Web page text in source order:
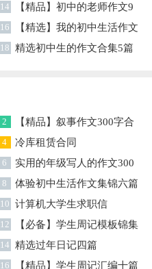
集锦7篇
14
【精品】初中的老师作文9
篇
16
【精选】我的初中生活作文
汇编八篇
18 精选初中生的作文合集5篇
2
【精品】叙事作文300字合
集5篇
4 冷库租赁合同
6
实用的年级写人的作文300
字合集九篇
8 体验初中生活作文集锦六篇
10 计算机大学生求职信
12
【必备】学生周记模板锦集
五篇
14 精选过年日记四篇
16 【精品】学生周记汇编十篇